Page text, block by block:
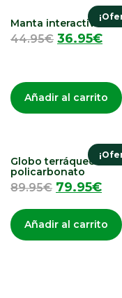
Manta interactiva
44.95€ 36.95€
Añadir al carrito
Globo terráqueo
policarbonato
89.95€ 79.95€
Añadir al carrito